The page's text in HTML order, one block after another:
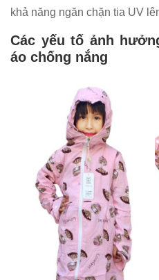
khả năng ngăn chặn tia UV
Các yếu tố ảnh
áo chống nắng